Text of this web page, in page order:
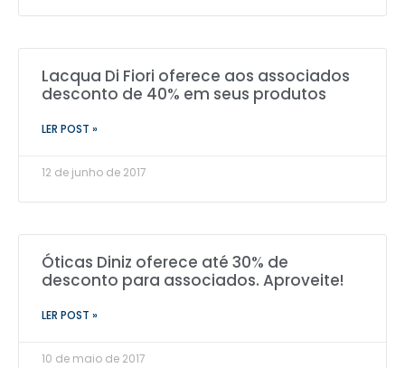
Lacqua Di Fiori oferece aos associados
desconto de 40% em seus produtos
LER POST »
12 de junho de 2017
Óticas Diniz oferece até 30% de
desconto para associados. Aproveite!
LER POST »
10 de maio de 2017